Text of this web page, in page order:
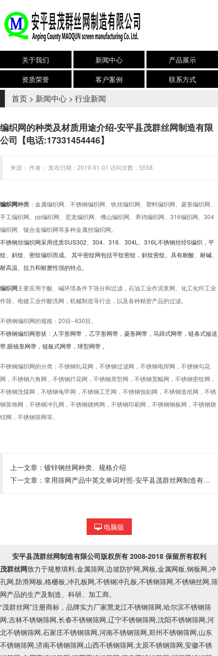
关于我们 新闻中心
产品展示
资质荣誉
客户案例 联系方式
首页 > 新闻中心 > 行业新闻
编织网的种类及材质用途介绍-安平县茂群丝网制造有限
公司【电话:17331454446】
来源： 作者： 发布日期：2019-01-01 访问次数：5558
编织网种类 ：金属编织网、不锈钢编织网、铁丝编织网、塑料编织网、菱形编织网、
手工编织网、pp编织网、尼龙编织网、佛山编织网、养鸡编织网、316编织网、304
编织网、镍合金编织网等多种金属丝编织网。
不锈钢丝编织网采用优质SUS302、304、316、304L、316L不锈钢丝经S编织，平
纹、斜纹、密纹编织而成。 其中密纹网包括平纹密纹，斜纹密纹。具有耐酸、耐碱、
耐高温、拉力和耐磨性强的特点。
编织网主要应用于酸、碱环境条件下筛分和过滤，石油工业作泥浆网、化工化纤工业
作筛、电镀工业作酸洗网，机械制造等行业，以及各种精密产品的过滤。
不锈钢编织网的规格：20目--630目。
不锈钢编织网形状：人字形网带 ，乙字形网带，菱形网带，马蹄式网带，链条式输送
带,眼镜形网带，链板式网带，球型网带 。
不锈钢编织网的分类：不锈钢轧花网，不锈钢过滤网，不锈钢电焊网，不锈钢勾花
网，不锈钢六角网，不锈钢拧花网，不锈钢席型网，不锈钢宽幅网，不锈钢密纹网，
不锈钢洗煤网，不锈钢龟甲网，不锈钢工艺网，不锈钢蚀刻网，不锈钢造纸网，不锈
钢装饰网，不锈钢冲孔网，不锈钢烧烤网，不锈钢印刷网，不锈钢钢板网，不锈钢烧
结网，不锈钢筛网等。
上一文章： 镀锌钢丝网种类、规格介绍
下一文章： 常用筛网产品中英文单词对照-安平县茂群丝网制造有限公司【电话:17331454446】
电脑版
安平县茂群丝网制造有限公司版权所有 2008-2018 保留所有权利
茂群丝网致力于规整填料,金属筛网,边坡防护网,网板,金属网板,钢板网,冲
孔网,防滑网板,格栅板,冲孔板网,不锈钢冲孔板,不锈钢筛网,不锈钢丝网,筛
网产品的生产及制造、科研、加工商。
“茂群丝网”注册商标，品牌实力厂家黑龙江不锈钢筛网,哈尔滨不锈钢筛
网,吉林不锈钢筛网,长春不锈钢筛网,辽宁不锈钢筛网,沈阳不锈钢筛网,河
北不锈钢筛网,石家庄不锈钢筛网,河南不锈钢筛网,郑州不锈钢筛网,山东
不锈钢筛网,济南不锈钢筛网,山西不锈钢筛网,太原不锈钢筛网,安徽不锈